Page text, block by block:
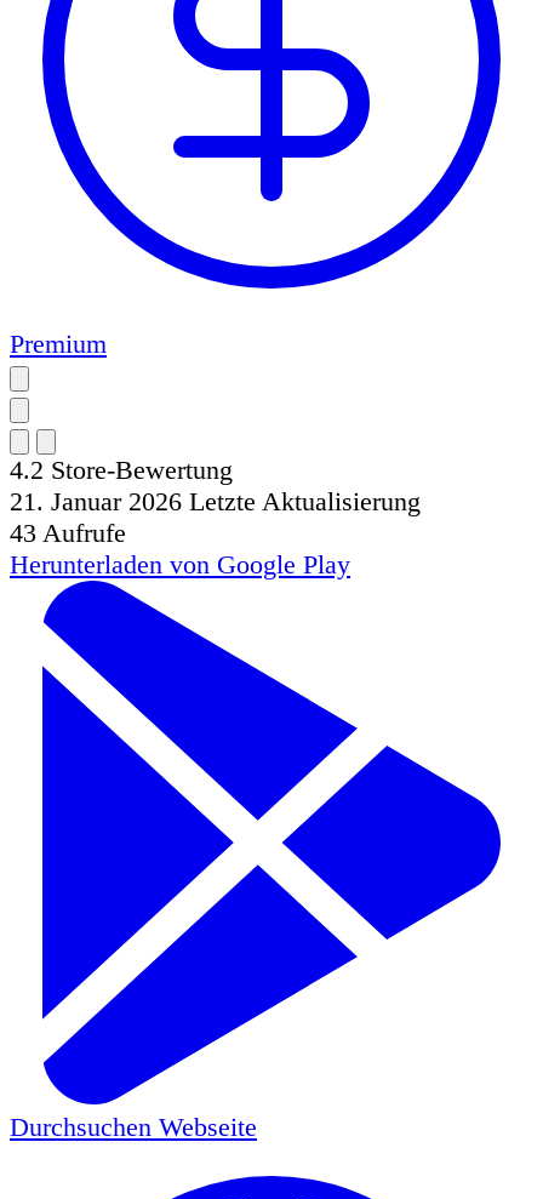
Premium
4.2 Store-Bewertung
21. Januar 2026 Letzte Aktualisierung
43 Aufrufe
Herunterladen von Google Play
Durchsuchen Webseite